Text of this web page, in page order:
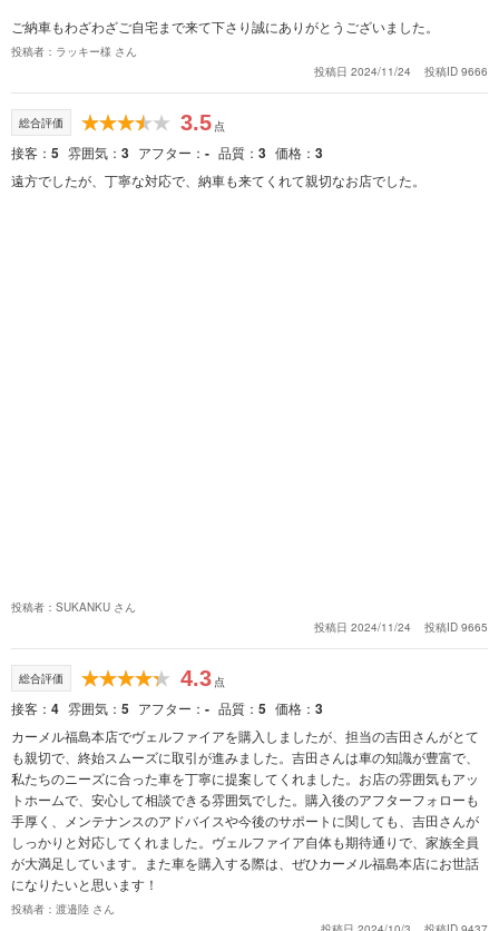
ご納車もわざわざご自宅まで来て下さり誠にありがとうございました。
投稿者：ラッキー様 さん
投稿日 2024/11/24
投稿ID 9666
総合評価 3.5 点
接客 5 雰囲気 3 アフター - 品質 3 価格 3
遠方でしたが、丁寧な対応で、納車も来てくれて親切なお店でした。
投稿者：SUKANKU さん
投稿日 2024/11/24
投稿ID 9665
総合評価 4.3 点
接客 4 雰囲気 5 アフター - 品質 5 価格 3
カーメル福島本店でヴェルファイアを購入しましたが、担当の吉田さんがとて
も親切で、終始スムーズに取引が進みました。吉田さんは車の知識が豊富で、
私たちのニーズに合った車を丁寧に提案してくれました。お店の雰囲気もアッ
トホームで、安心して相談できる雰囲気でした。購入後のアフターフォローも
手厚く、メンテナンスのアドバイスや今後のサポートに関しても、吉田さんが
しっかりと対応してくれました。ヴェルファイア自体も期待通りで、家族全員
が大満足しています。また車を購入する際は、ぜひカーメル福島本店にお世話
になりたいと思います！
投稿者：渡邉陸 さん